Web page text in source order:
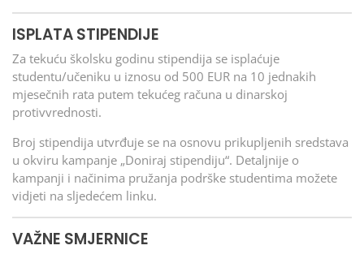
ISPLATA STIPENDIJE
Za tekuću školsku godinu stipendija se isplaćuje
studentu/učeniku u iznosu od 500 EUR na 10 jednakih
mjesečnih rata putem tekućeg računa u dinarskoj
protivvrednosti.
Broj stipendija utvrđuje se na osnovu prikupljenih sredstava
u okviru kampanje „Doniraj stipendiju“. Detaljnije o
kampanji i načinima pružanja podrške studentima možete
vidjeti na sljedećem linku.
VAŽNE SMJERNICE